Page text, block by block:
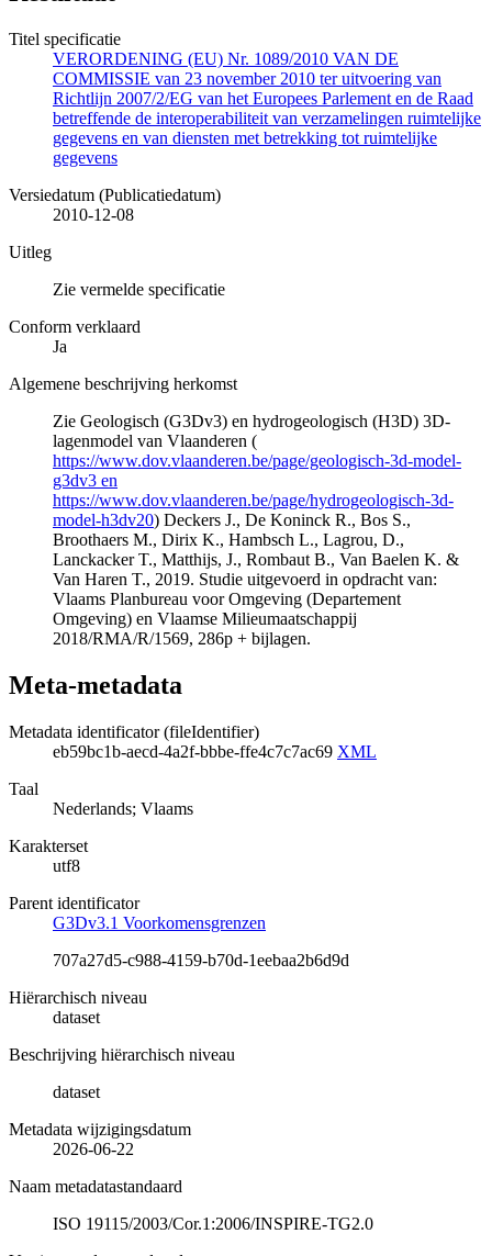
Titel specificatie
VERORDENING (EU) Nr. 1089/2010 VAN DE
COMMISSIE van 23 november 2010 ter uitvoering van
Richtlijn 2007/2/EG van het Europees Parlement en de Raad
betreffende de interoperabiliteit van verzamelingen ruimtelijke
gegevens en van diensten met betrekking tot ruimtelijke
gegevens
Versiedatum (Publicatiedatum)
2010-12-08
Uitleg
Zie vermelde specificatie
Conform verklaard
Ja
Algemene beschrijving herkomst
Zie Geologisch (G3Dv3) en hydrogeologisch (H3D) 3D-
lagenmodel van Vlaanderen (
https://www.dov.vlaanderen.be/page/geologisch-3d-model-
g3dv3 en
https://www.dov.vlaanderen.be/page/hydrogeologisch-3d-
model-h3dv20) Deckers J., De Koninck R., Bos S.,
Broothaers M., Dirix K., Hambsch L., Lagrou, D.,
Lanckacker T., Matthijs, J., Rombaut B., Van Baelen K. &
Van Haren T., 2019. Studie uitgevoerd in opdracht van:
Vlaams Planbureau voor Omgeving (Departement
Omgeving) en Vlaamse Milieumaatschappij
2018/RMA/R/1569, 286p + bijlagen.
Meta-metadata
Metadata identificator (fileIdentifier)
eb59bc1b-aecd-4a2f-bbbe-ffe4c7c7ac69 XML
Taal
Nederlands; Vlaams
Karakterset
utf8
Parent identificator
G3Dv3.1 Voorkomensgrenzen
707a27d5-c988-4159-b70d-1eebaa2b6d9d
Hiërarchisch niveau
dataset
Beschrijving hiërarchisch niveau
dataset
Metadata wijzigingsdatum
2026-06-22
Naam metadatastandaard
ISO 19115/2003/Cor.1:2006/INSPIRE-TG2.0